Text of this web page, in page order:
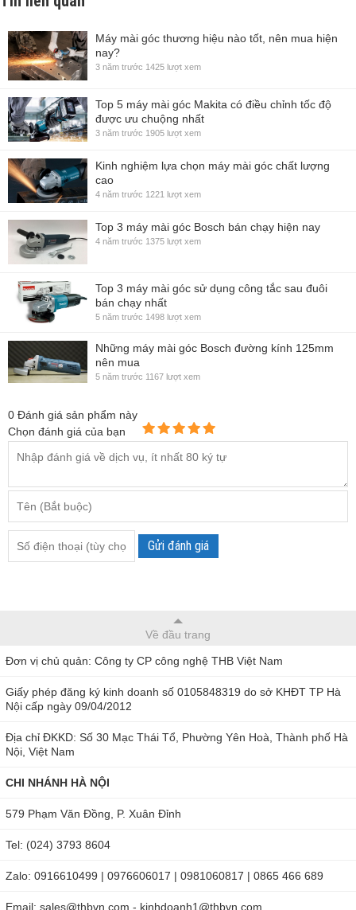
Máy mài góc thương hiệu nào tốt, nên mua hiện
nay?
3 năm trước 1425 lượt xem
Top 5 máy mài góc Makita có điều chỉnh tốc độ
được ưu chuộng nhất
3 năm trước 1905 lượt xem
Kinh nghiệm lựa chọn máy mài góc chất lượng
cao
4 năm trước 1221 lượt xem
Top 3 máy mài góc Bosch bán chạy hiện nay
4 năm trước 1375 lượt xem
Top 3 máy mài góc sử dụng công tắc sau đuôi
bán chạy nhất
5 năm trước 1498 lượt xem
Những máy mài góc Bosch đường kính 125mm
nên mua
5 năm trước 1167 lượt xem
0 Đánh giá sản phẩm này
Chọn đánh giá của bạn
Gửi đánh giá
Về đầu trang
Đơn vị chủ quản: Công ty CP công nghệ THB Việt Nam
Giấy phép đăng ký kinh doanh số 0105848319 do sở KHĐT TP Hà
Nội cấp ngày 09/04/2012
Địa chỉ ĐKKD: Số 30 Mạc Thái Tổ, Phường Yên Hoà, Thành phố Hà
Nội, Việt Nam
CHI NHÁNH HÀ NỘI
579 Phạm Văn Đồng, P. Xuân Đỉnh
Tel: (024) 3793 8604
Zalo: 0916610499 | 0976606017 | 0981060817 | 0865 466 689
Email: sales@thbvn.com - kinhdoanh1@thbvn.com